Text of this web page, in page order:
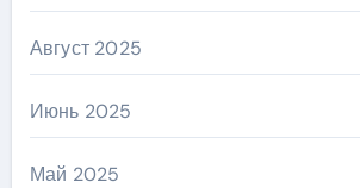
Август 2025
Июнь 2025
Май 2025